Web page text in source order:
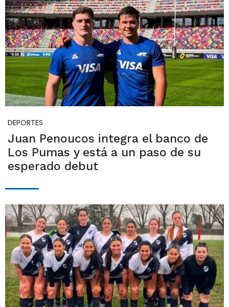
DEPORTES
Juan Penoucos integra el banco de
Los Pumas y está a un paso de su
esperado debut